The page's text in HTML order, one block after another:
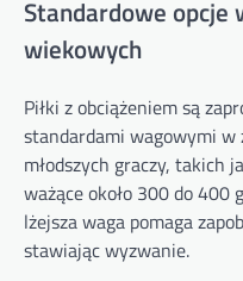
Standardowe opcje
wiekowych
Piłki z obciążeniem są
standardami wagowymi w
młodszych graczy, takich
ważące około 300 do 400
lżejsza waga pomaga
stawiając wyzwanie.